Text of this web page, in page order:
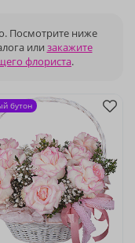
Посмотрите ниже
или закажите
флориста.
бутон